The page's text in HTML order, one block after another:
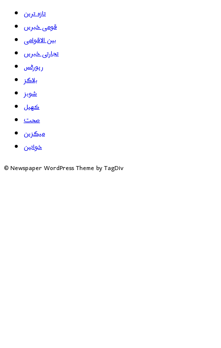
تازہ ترین
قومی خبریں
بین الاقوامی
تجارتی خبریں
رپورٹس
بلاگز
شوبز
کھیل
صحت
میگزین
خواتین
© Newspaper WordPress Theme by TagDiv